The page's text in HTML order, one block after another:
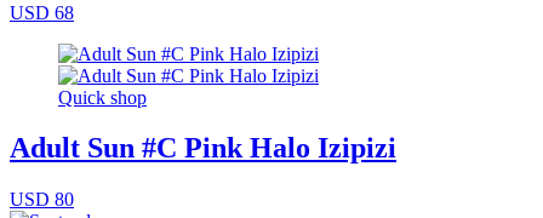
USD 68
Quick shop
Adult Sun #C Pink Halo Izipizi
USD 80